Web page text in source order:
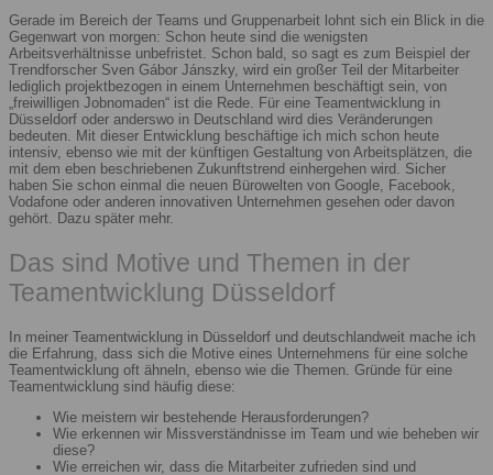
Gerade im Bereich der Teams und Gruppenarbeit lohnt sich ein Blick in die
Gegenwart von morgen: Schon heute sind die wenigsten
Arbeitsverhältnisse unbefristet. Schon bald, so sagt es zum Beispiel der
Trendforscher Sven Gábor Jánszky, wird ein großer Teil der Mitarbeiter
lediglich projektbezogen in einem Unternehmen beschäftigt sein, von
„freiwilligen Jobnomaden“ ist die Rede. Für eine Teamentwicklung in
Düsseldorf oder anderswo in Deutschland wird dies Veränderungen
bedeuten. Mit dieser Entwicklung beschäftige ich mich schon heute
intensiv, ebenso wie mit der künftigen Gestaltung von Arbeitsplätzen, die
mit dem eben beschriebenen Zukunftstrend einhergehen wird. Sicher
haben Sie schon einmal die neuen Bürowelten von Google, Facebook,
Vodafone oder anderen innovativen Unternehmen gesehen oder davon
gehört. Dazu später mehr.
Das sind Motive und Themen in der
Teamentwicklung Düsseldorf
In meiner Teamentwicklung in Düsseldorf und deutschlandweit mache ich
die Erfahrung, dass sich die Motive eines Unternehmens für eine solche
Teamentwicklung oft ähneln, ebenso wie die Themen. Gründe für eine
Teamentwicklung sind häufig diese:
Wie meistern wir bestehende Herausforderungen?
Wie erkennen wir Missverständnisse im Team und wie beheben wir
diese?
Wie erreichen wir, dass die Mitarbeiter zufrieden sind und